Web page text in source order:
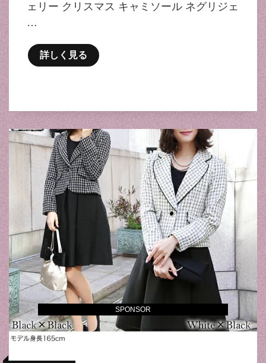
ェリー クリスマス キャミソール ネグリジェ
…
詳しく見る
SPONSOR